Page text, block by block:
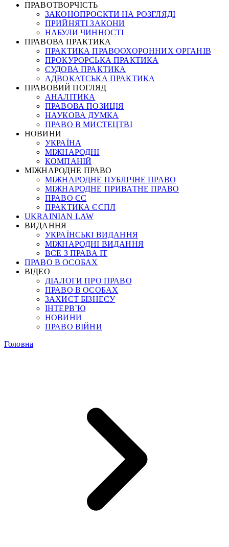
ПРАВОТВОРЧІСТЬ
ЗАКОНОПРОЄКТИ НА РОЗГЛЯДІ
ПРИЙНЯТІ ЗАКОНИ
НАБУЛИ ЧИННОСТІ
ПРАВОВА ПРАКТИКА
ПРАКТИКА ПРАВООХОРОННИХ ОРГАНІВ
ПРОКУРОРСЬКА ПРАКТИКА
СУДОВА ПРАКТИКА
АДВОКАТСЬКА ПРАКТИКА
ПРАВОВИЙ ПОГЛЯД
АНАЛІТИКА
ПРАВОВА ПОЗИЦІЯ
НАУКОВА ДУМКА
ПРАВО В МИСТЕЦТВІ
НОВИНИ
УКРАЇНА
МІЖНАРОДНІ
КОМПАНІЙ
МІЖНАРОДНЕ ПРАВО
МІЖНАРОДНЕ ПУБЛІЧНЕ ПРАВО
МІЖНАРОДНЕ ПРИВАТНЕ ПРАВО
ПРАВО ЄС
ПРАКТИКА ЄСПЛ
UKRAINIAN LAW
ВИДАННЯ
УКРАЇНСЬКІ ВИДАННЯ
МІЖНАРОДНІ ВИДАННЯ
ВСЕ З ПРАВА ІТ
ПРАВО В ОСОБАХ
ВІДЕО
ДІАЛОГИ ПРО ПРАВО
ПРАВО В ОСОБАХ
ЗАХИСТ БІЗНЕСУ
ІНТЕРВ`Ю
НОВИНИ
ПРАВО ВІЙНИ
Головна